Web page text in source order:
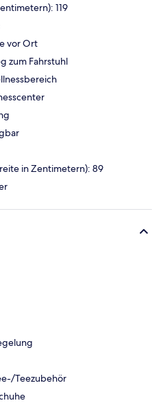
119
vor Ort
zum Fahrstuhl
in Zentimetern): 89
Teezubehör